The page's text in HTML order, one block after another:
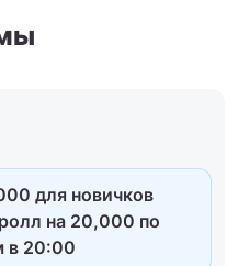
для новичков
на 20,000 по
в 20:00